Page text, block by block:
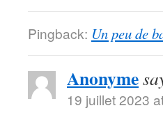
Pingback: Un peu de
Anonyme
19 juillet 2023